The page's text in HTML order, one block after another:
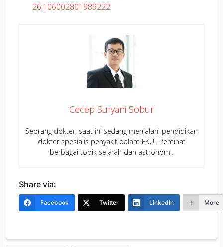
26;106002801989222.
Cecep Suryani Sobur
Seorang dokter, saat ini sedang menjalani pendidikan
dokter spesialis penyakit dalam FKUI. Peminat
berbagai topik sejarah dan astronomi.
Share via:
Facebook Twitter LinkedIn More